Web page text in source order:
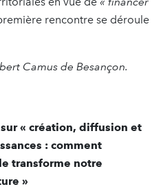
rencontre se déroule
Camus de Besançon.
« création, diffusion et
: comment
transforme notre
»